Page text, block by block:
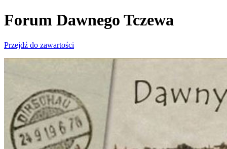
Forum Dawnego Tczewa
Przejdź do zawartości